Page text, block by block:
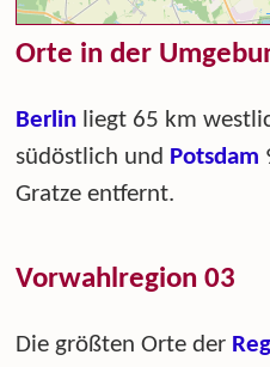
Orte in der
Berlin liegt 65 km
südöstlich und Potsdam
Gratze entfernt.
Vorwahlregion 03
Die größten Orte der